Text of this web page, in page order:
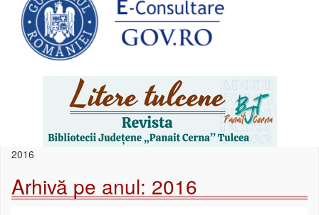
2016
Arhivă pe anul: 2016